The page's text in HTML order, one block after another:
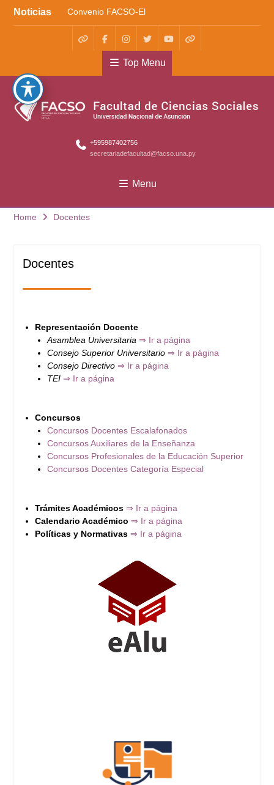
Noticias
Convenio FACSO-El
Cántaro
Kera yvoty en SciELO
Convenio FACSO – Ateneo
WhatsAppFacebookInstagram
X YoutubeTikTok
Top Menu
+595987402756
secretariadefacultad@facso.una.py
Menu
Home Docentes
Docentes
Representación Docente
Asamblea Universitaria ⇒ Ir a página
Consejo Superior Universitario ⇒ Ir a página
Consejo Directivo ⇒ Ir a página
TEI ⇒ Ir a página
Concursos
Concursos Docentes Escalafonados
Concursos Auxiliares de la Enseñanza
Concursos Profesionales de la Educación Superior
Concursos Docentes Categoría Especial
Trámites Académicos ⇒ Ir a página
Calendario Académico ⇒ Ir a página
Políticas y Normativas ⇒ Ir a página